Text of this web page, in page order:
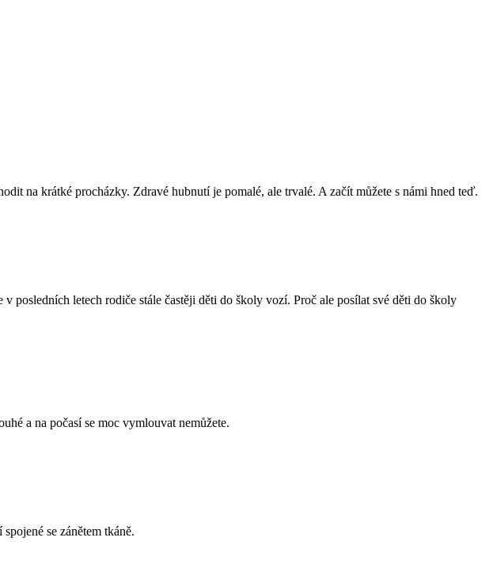
na krátké procházky. Zdravé hubnutí je pomalé, ale trvalé. A začít můžete s námi hned teď.
posledních letech rodiče stále častěji děti do školy vozí. Proč ale posílat své děti do školy
a na počasí se moc vymlouvat nemůžete.
se zánětem tkáně.